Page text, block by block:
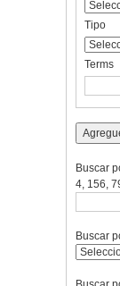
rows
"Reducir
por
1
Tipo
Terms
Buscar
4, 156,
Buscar